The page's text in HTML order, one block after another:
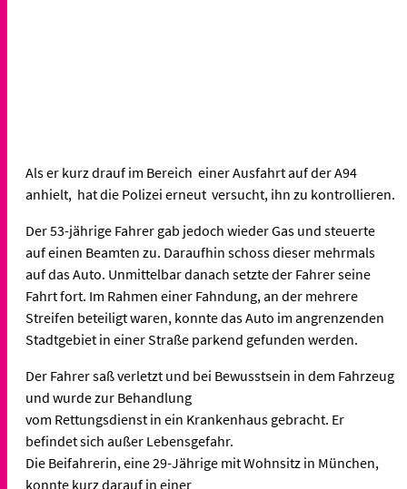
Als er kurz drauf im Bereich einer Ausfahrt auf der A94
anhielt, hat die Polizei erneut versucht, ihn zu kontrollieren.
Der 53-jährige Fahrer gab jedoch wieder Gas und steuerte
auf einen Beamten zu. Daraufhin schoss dieser mehrmals
auf das Auto. Unmittelbar danach setzte der Fahrer seine
Fahrt fort. Im Rahmen einer Fahndung, an der mehrere
Streifen beteiligt waren, konnte das Auto im angrenzenden
Stadtgebiet in einer Straße parkend gefunden werden.
Der Fahrer saß verletzt und bei Bewusstsein in dem Fahrzeug
und wurde zur Behandlung
vom Rettungsdienst in ein Krankenhaus gebracht. Er
befindet sich außer Lebensgefahr.
Die Beifahrerin, eine 29-Jährige mit Wohnsitz in München,
konnte kurz darauf in einer